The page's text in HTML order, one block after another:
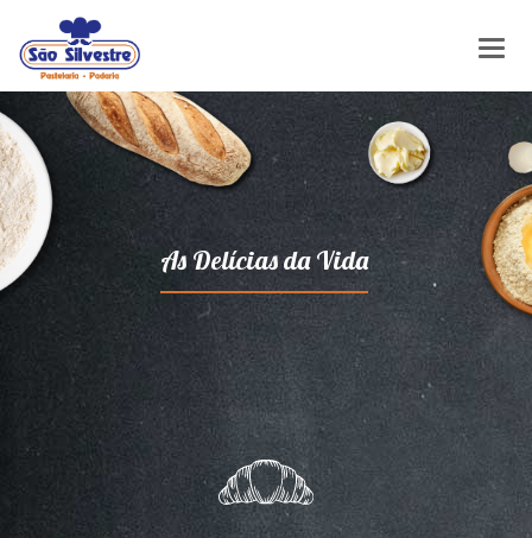
As Delícias da Vida